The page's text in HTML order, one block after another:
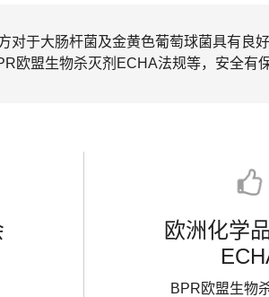
于大肠杆菌及金黄色葡萄球菌具有良
欧盟生物杀灭剂ECHA法规等，安全有保
欧洲化学
BPR欧盟生物